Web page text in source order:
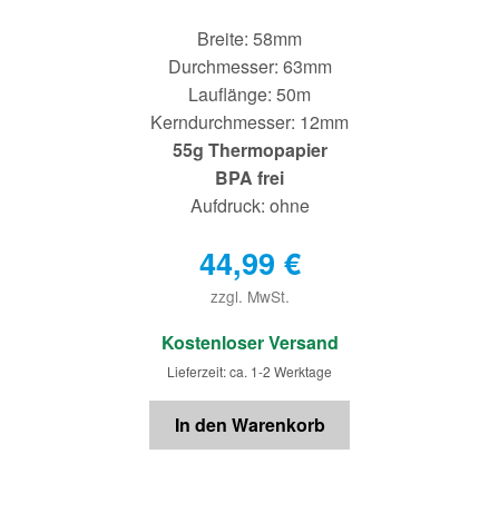
Breite: 58mm
Durchmesser: 63mm
Lauflänge: 50m
Kerndurchmesser: 12mm
55g Thermopapier
BPA frei
Aufdruck: ohne
44,99 €
zzgl. MwSt.
€
Kostenloser Versand
Lieferzeit: ca. 1-2 Werktage
In den Warenkorb